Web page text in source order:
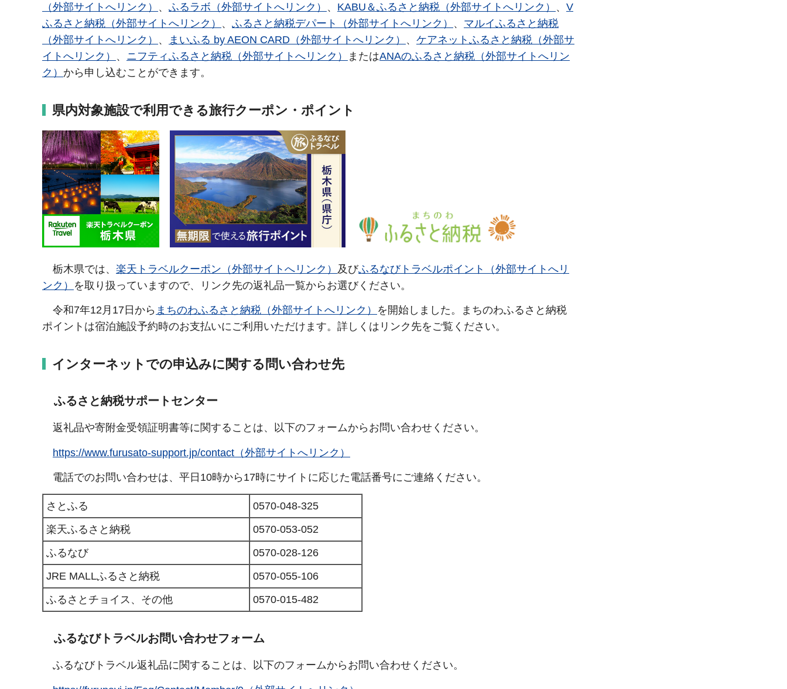
（外部サイトへリンク） 、 ふるラボ（外部サイトへリンク） 、 KABU＆ふるさと納税（外部サイトへリンク） 、 V
ふるさと納税（外部サイトへリンク） 、 ふるさと納税デパート（外部サイトへリンク） 、 マルイふるさと納税
（外部サイトへリンク） 、 まいふる by AEON CARD（外部サイトへリンク） 、 ケアネットふるさと納税（外部サ
イトへリンク） 、 ニフティふるさと納税（外部サイトへリンク） またはANAのふるさと納税（外部サイトへリン
ク） から申し込むことができます。
県内対象施設で利用できる旅行クーポン・ポイント
栃木県では、 楽天トラベルクーポン（外部サイトへリンク） 及びふるなびトラベルポイント（外部サイトへリ
ンク） を取り扱っていますので、リンク先の返礼品一覧からお選びください。
令和7年12月17日から まちのわふるさと納税（外部サイトへリンク） を開始しました。まちのわふるさと納税
ポイントは宿泊施設予約時のお支払いにご利用いただけます。詳しくはリンク先をご覧ください。
インターネットでの申込みに関する問い合わせ先
ふるさと納税サポートセンター
返礼品や寄附金受領証明書等に関することは、以下のフォームからお問い合わせください。
https://www.furusato-support.jp/contact（外部サイトへリンク）
電話でのお問い合わせは、平日10時から17時にサイトに応じた電話番号にご連絡ください。
さとふる
0570-048-325
楽天ふるさと納税
0570-053-052
ふるなび
0570-028-126
JRE MALLふるさと納税
0570-055-106
ふるさとチョイス、その他
0570-015-482
ふるなびトラベルお問い合わせフォーム
ふるなびトラベル返礼品に関することは、以下のフォームからお問い合わせください。